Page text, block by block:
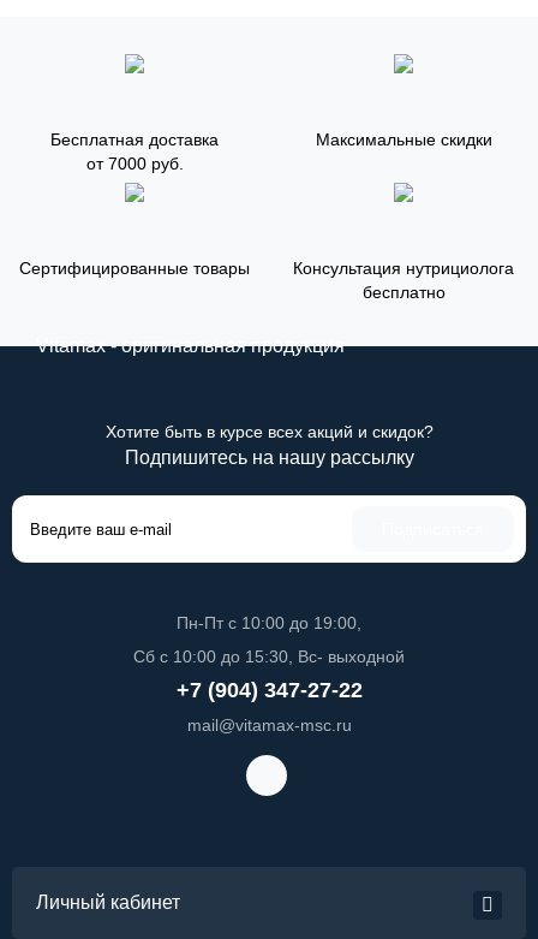
Бесплатная доставка
от 7000 руб.
Максимальные скидки
Сертифицированные товары
Консультация нутрициолога
бесплатно
Vitamax - оригинальная продукция
Хотите быть в курсе всех акций и скидок?
Подпишитесь на нашу рассылку
Пн-Пт с 10:00 до 19:00,
Сб с 10:00 до 15:30, Вс- выходной
+7 (904) 347-27-22
mail@vitamax-msc.ru
Личный кабинет